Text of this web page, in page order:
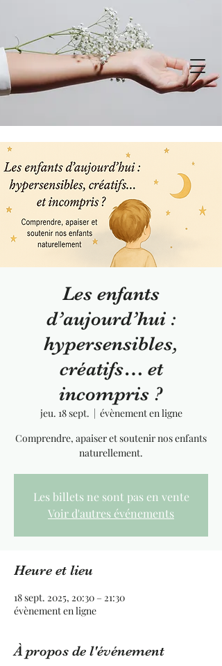
Les enfants
d’aujourd’hui :
hypersensibles,
créatifs… et
incompris ?
jeu. 18 sept.
  |
évènement en ligne
Comprendre, apaiser et soutenir nos enfants
naturellement.
Les billets ne sont pas en vente
Voir d'autres événements
Heure et lieu
18 sept. 2025, 20:30 – 21:30
évènement en ligne
À propos de l'événement